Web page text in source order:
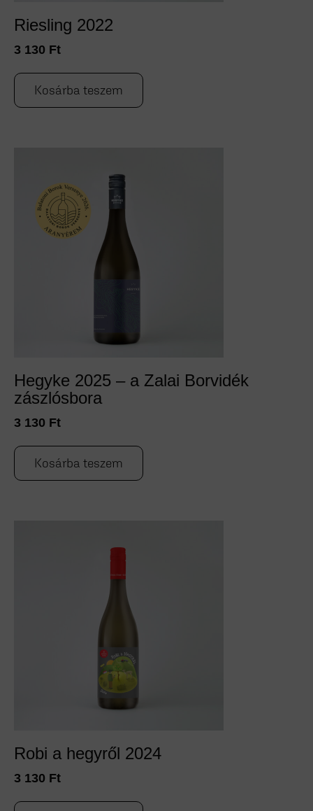
Riesling 2022
3 130 Ft
Kosárba teszem
Hegyke 2025 – a Zalai Borvidék
zászlósbora
3 130 Ft
Kosárba teszem
Robi a hegyről 2024
3 130 Ft